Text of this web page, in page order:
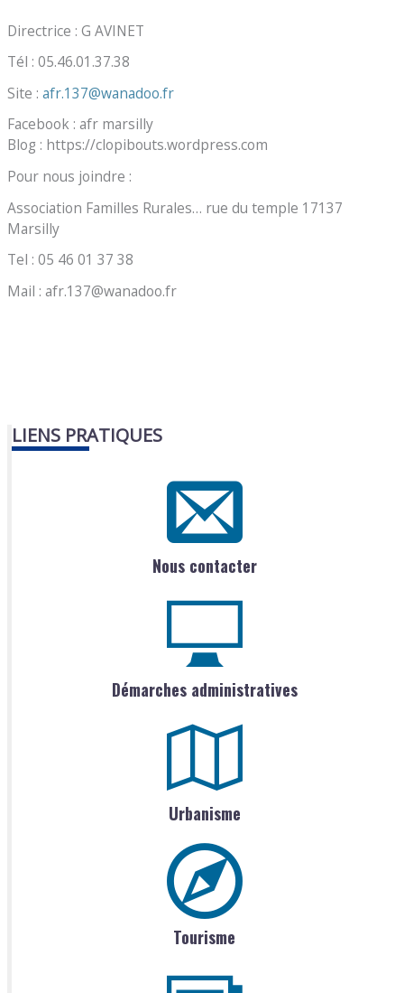
Directrice : G AVINET
Tél : 05.46.01.37.38
Site :afr.137@wanadoo.fr
Facebook : afr marsilly
Blog : https://clopibouts.wordpress.com
Pour nous joindre :
Association Familles Rurales… rue du temple 17137
Marsilly
Tel : 05 46 01 37 38
Mail : afr.137@wanadoo.fr
LIENS PRATIQUES
Nous contacter
Démarches administratives
Urbanisme
Tourisme